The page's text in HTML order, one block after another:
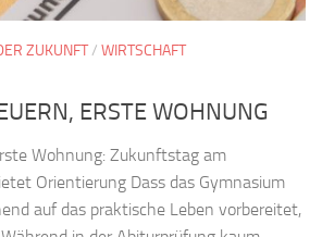
ZUKUNFT/ WIRTSCHAFT
ERSTE WOHNUNG
Wohnung: Zukunftstag am
Orientierung Dass das Gymnasium
auf das praktische Leben vorbereitet,